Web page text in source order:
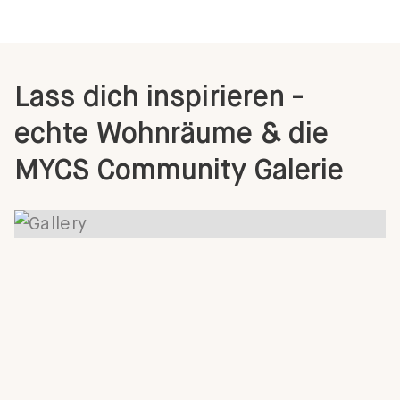
Lass dich inspirieren -
echte Wohnräume & die
MYCS Community Galerie